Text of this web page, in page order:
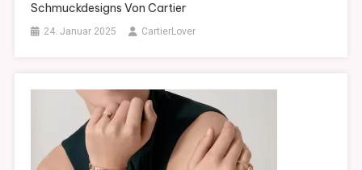
Schmuckdesigns Von Cartier
24. Januar 2025 CartierLover